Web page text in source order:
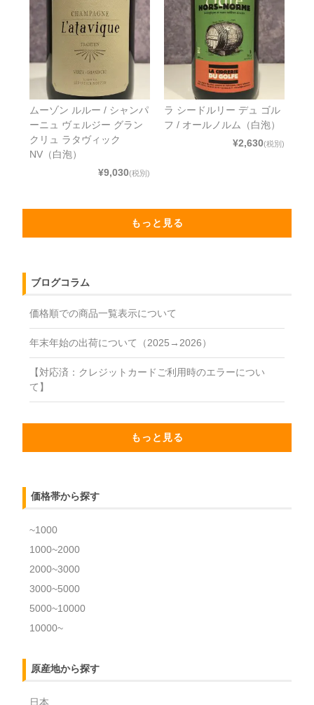
ムーゾン ルルー / シャンパ
ーニュ ヴェルジー グラン
クリュ ラタヴィック
NV（白泡）
¥9,030(税別)
ラ シードルリー デュ ゴル
フ / オールノルム（白泡）
¥2,630(税別)
もっと見る
ブログコラム
価格順での商品一覧表示について
年末年始の出荷について（2025→2026）
【対応済：クレジットカードご利用時のエラーについ
て】
もっと見る
価格帯から探す
~1000
1000~2000
2000~3000
3000~5000
5000~10000
10000~
原産地から探す
日本